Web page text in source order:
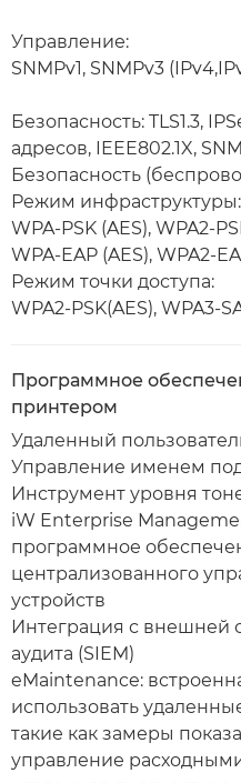
Управление:
SNMPv1, SNMPv3
Безопасность: TLS1.3,
адресов, IEEE802.1X,
Безопасность
Режим инфраструктуры:
WPA-PSK (AES), WPA2-
WPA-EAP (AES), WPA2-
Режим точки доступа:
WPA2-PSK(AES), WPA3-
Программное
принтером
Удаленный
Управление именем
Инструмент уровня
iW Enterprise
программное
централизованного
устройств
Интеграция с внешней
аудита (SIEM)
eMaintenance:
использовать
такие как замеры
управление